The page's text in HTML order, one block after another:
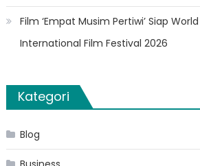
Film ‘Empat Musim Pertiwi’ Siap
International Film Festival 2026
Kategori
Blog